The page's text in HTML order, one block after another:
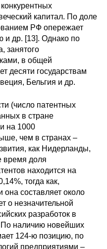
капитал. По доле
РФ опережает
др. [13]. Однако по
занятого
в общей
десяти государствам
Бельгия и др.
(число патентных
в стране
на 1000
чем в странах –
как Нидерланды,
время доля
находится на
тогда как,
составляет около
о незначительной
разработок в
По наличию новейших
124-ю позицию, по
предприятиями –